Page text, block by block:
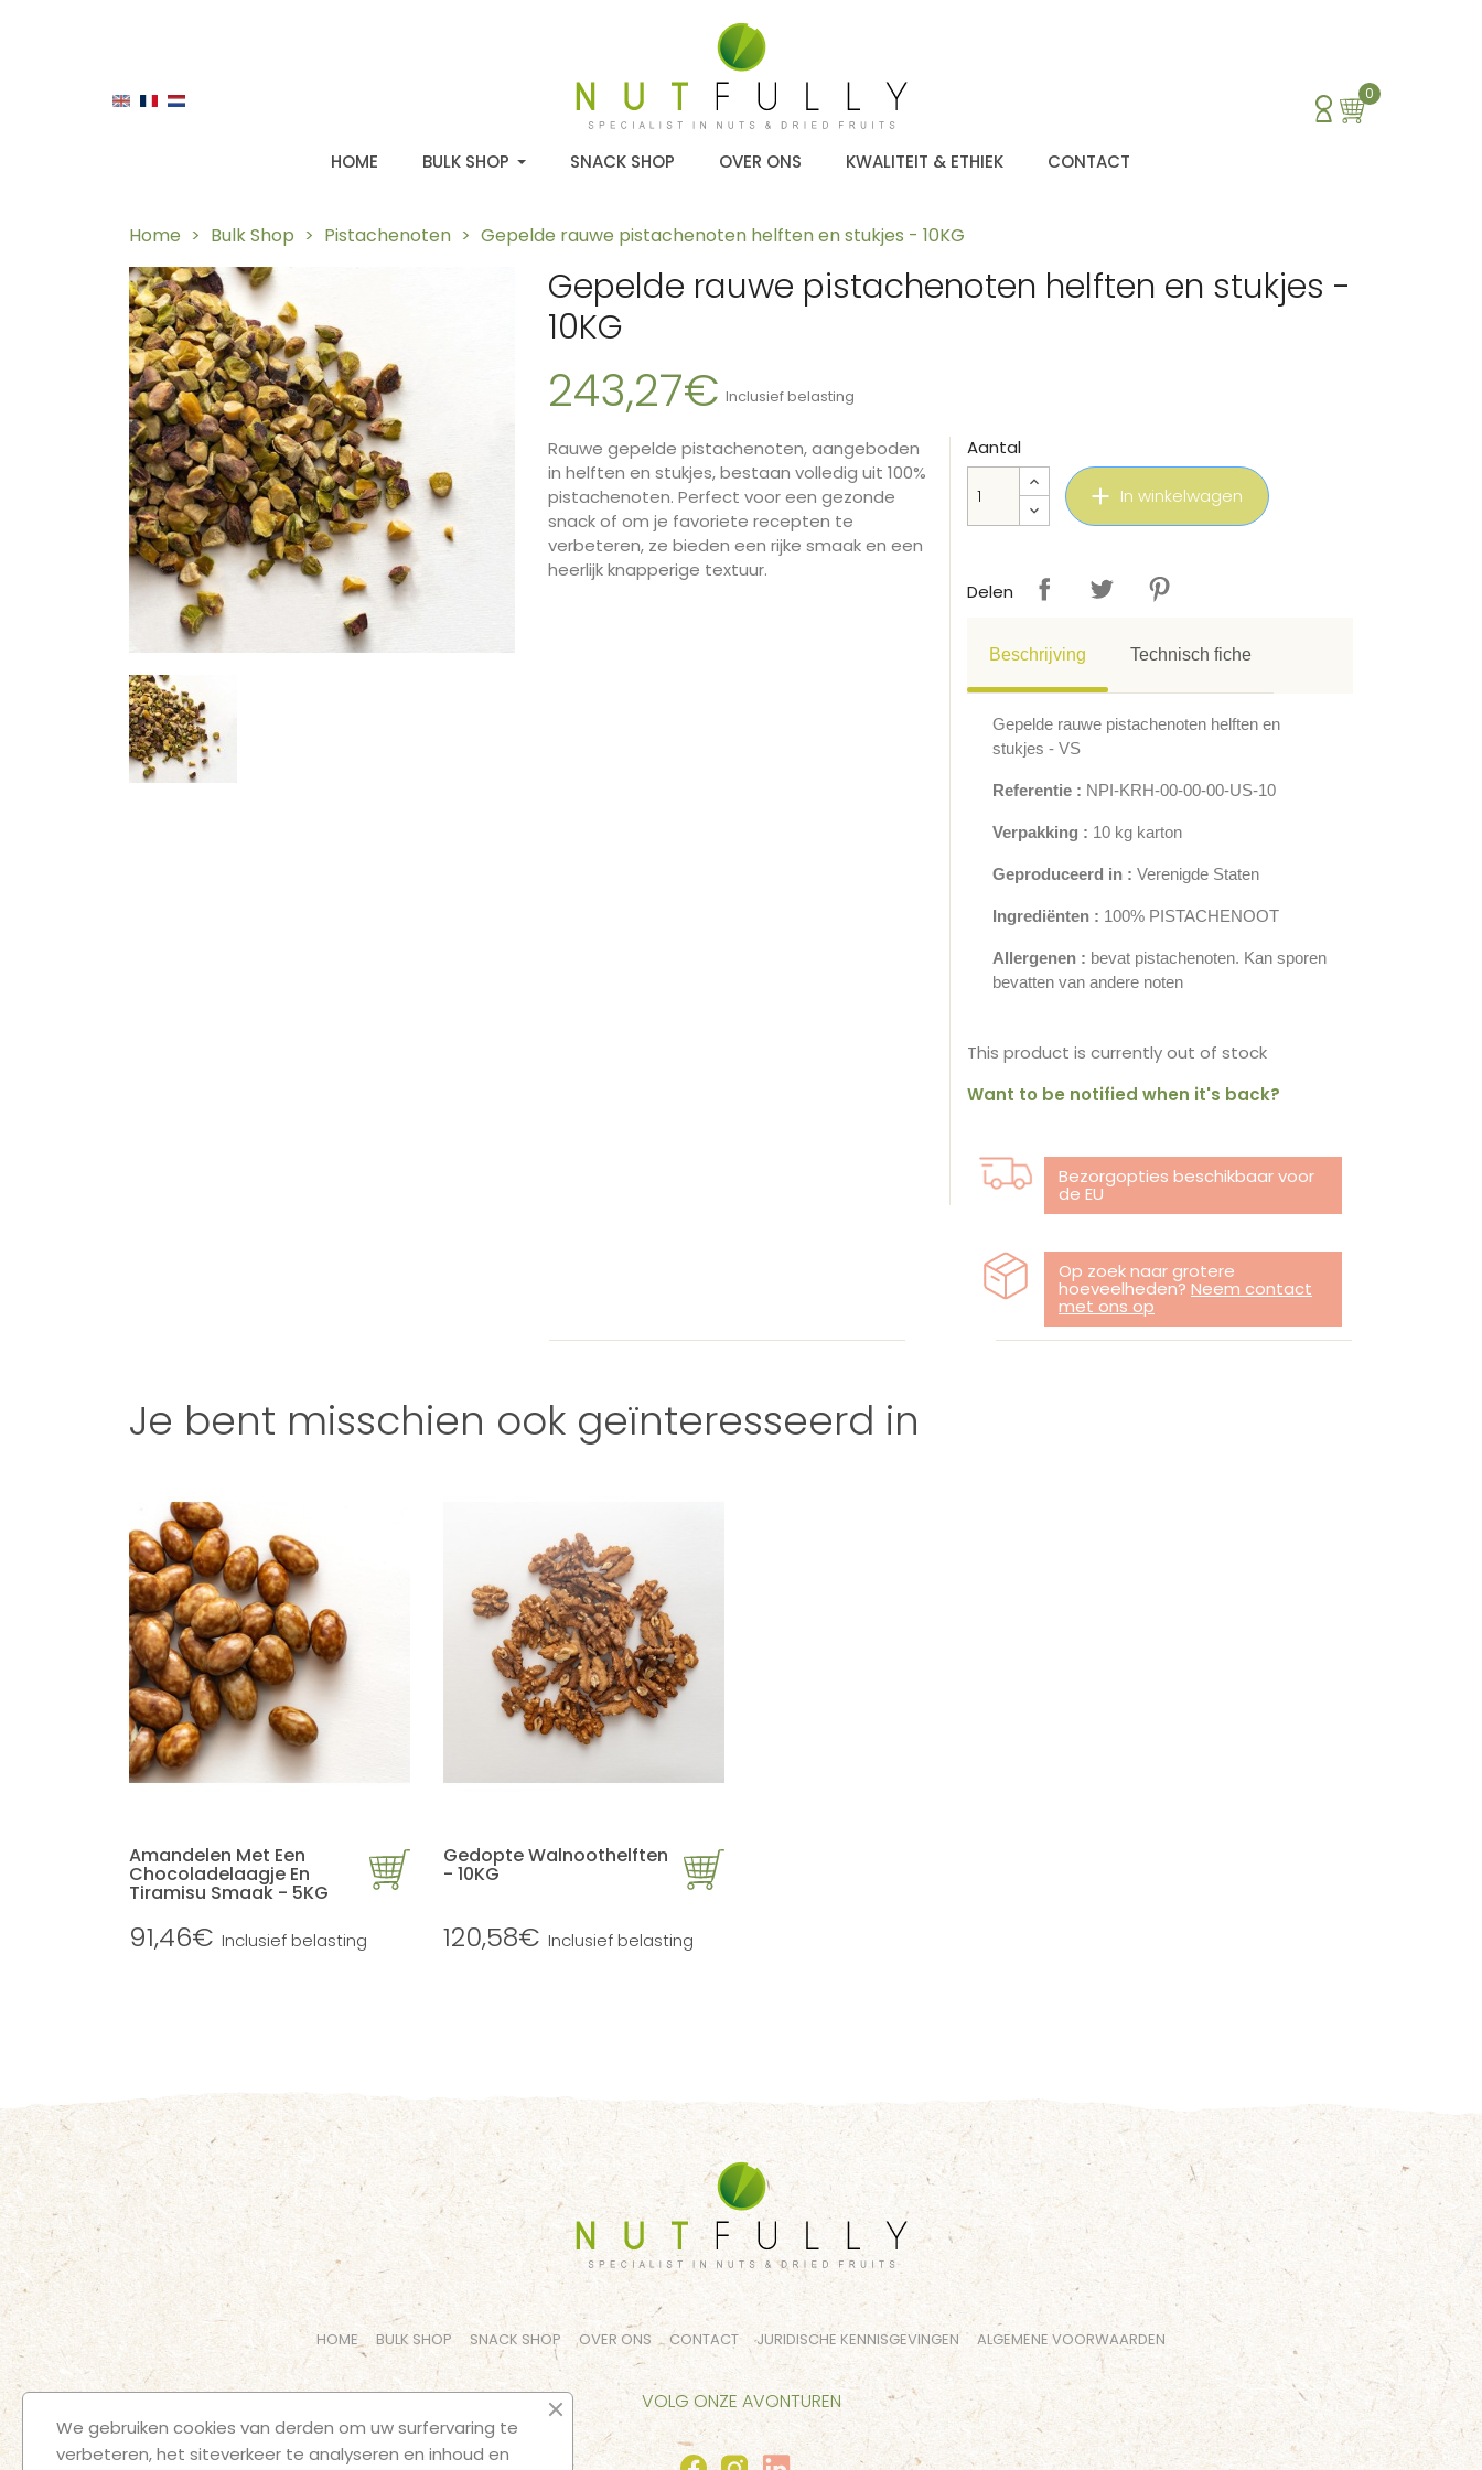
HOME BULK SHOP SNACK SHOP OVER ONS KWALITEIT & ETHIEK CONTACT
0
Home Bulk Shop Pistachenoten Gepelde rauwe pistachenoten helften en stukjes - 10KG
Gepelde rauwe pistachenoten helften en stukjes -
10KG
243,27€ Inclusief belasting
Rauwe gepelde pistachenoten, aangeboden
in helften en stukjes, bestaan volledig uit 100%
pistachenoten. Perfect voor een gezonde
snack of om je favoriete recepten te
verbeteren, ze bieden een rijke smaak en een
heerlijk knapperige textuur.
Aantal
In winkelwagen
Delen
Beschrijving Technisch fiche
Gepelde rauwe pistachenoten helften en
stukjes - VS
Referentie : NPI-KRH-00-00-00-US-10
Verpakking : 10 kg karton
Geproduceerd in : Verenigde Staten
Ingrediënten : 100% PISTACHENOOT
Allergenen : bevat pistachenoten. Kan sporen
bevatten van andere noten
This product is currently out of stock
Want to be notified when it's back?
Bezorgopties beschikbaar voor
de EU
Op zoek naar grotere
hoeveelheden? Neem contact
met ons op
Je bent misschien ook geïnteresseerd in
Amandelen Met Een
Chocoladelaagje En
Tiramisu Smaak - 5KG
91,46€ Inclusief belasting
Gedopte Walnoothelften
- 10KG
120,58€ Inclusief belasting
HOME BULK SHOP SNACK SHOP OVER ONS CONTACT JURIDISCHE KENNISGEVINGEN ALGEMENE VOORWAARDEN
VOLG ONZE AVONTUREN
We gebruiken cookies van derden om uw surfervaring te
verbeteren, het siteverkeer te analyseren en inhoud en